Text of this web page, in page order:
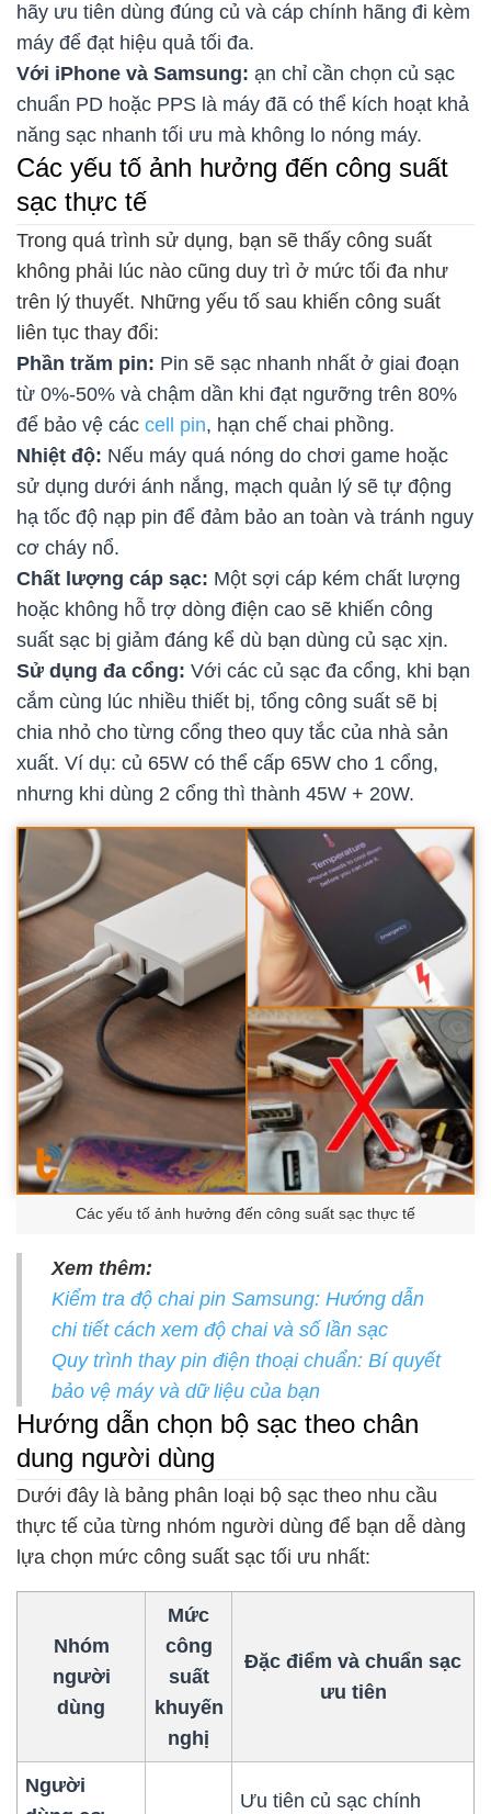
hãy ưu tiên dùng đúng củ và cáp chính hãng đi kèm
máy để đạt hiệu quả tối đa.
Với iPhone và Samsung: ạn chỉ cần chọn củ sạc
chuẩn PD hoặc PPS là máy đã có thể kích hoạt khả
năng sạc nhanh tối ưu mà không lo nóng máy.
Các yếu tố ảnh hưởng đến công suất
sạc thực tế
Trong quá trình sử dụng, bạn sẽ thấy công suất
không phải lúc nào cũng duy trì ở mức tối đa như
trên lý thuyết. Những yếu tố sau khiến công suất
liên tục thay đổi:
Phần trăm pin: Pin sẽ sạc nhanh nhất ở giai đoạn
từ 0%-50% và chậm dần khi đạt ngưỡng trên 80%
để bảo vệ các cell pin, hạn chế chai phồng.
Nhiệt độ: Nếu máy quá nóng do chơi game hoặc
sử dụng dưới ánh nắng, mạch quản lý sẽ tự động
hạ tốc độ nạp pin để đảm bảo an toàn và tránh nguy
cơ cháy nổ.
Chất lượng cáp sạc: Một sợi cáp kém chất lượng
hoặc không hỗ trợ dòng điện cao sẽ khiến công
suất sạc bị giảm đáng kể dù bạn dùng củ sạc xịn.
Sử dụng đa cổng: Với các củ sạc đa cổng, khi bạn
cắm cùng lúc nhiều thiết bị, tổng công suất sẽ bị
chia nhỏ cho từng cổng theo quy tắc của nhà sản
xuất. Ví dụ: củ 65W có thể cấp 65W cho 1 cổng,
nhưng khi dùng 2 cổng thì thành 45W + 20W.
Các yếu tố ảnh hưởng đến công suất sạc thực tế
Xem thêm:
Kiểm tra độ chai pin Samsung: Hướng dẫn
chi tiết cách xem độ chai và số lần sạc
Quy trình thay pin điện thoại chuẩn: Bí quyết
bảo vệ máy và dữ liệu của bạn
Hướng dẫn chọn bộ sạc theo chân
dung người dùng
Dưới đây là bảng phân loại bộ sạc theo nhu cầu
thực tế của từng nhóm người dùng để bạn dễ dàng
lựa chọn mức công suất sạc tối ưu nhất:
Nhóm
người
dùng
Mức
công
suất
khuyến
nghị
Đặc điểm và chuẩn sạc
ưu tiên
Người
Ưu tiên củ sạc chính